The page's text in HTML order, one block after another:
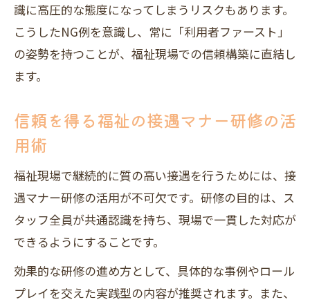
識に高圧的な態度になってしまうリスクもあります。
こうしたNG例を意識し、常に「利用者ファースト」
の姿勢を持つことが、福祉現場での信頼構築に直結し
ます。
信頼を得る福祉の接遇マナー研修の活
用術
福祉現場で継続的に質の高い接遇を行うためには、接
遇マナー研修の活用が不可欠です。研修の目的は、ス
タッフ全員が共通認識を持ち、現場で一貫した対応が
できるようにすることです。
効果的な研修の進め方として、具体的な事例やロール
プレイを交えた実践型の内容が推奨されます。また、